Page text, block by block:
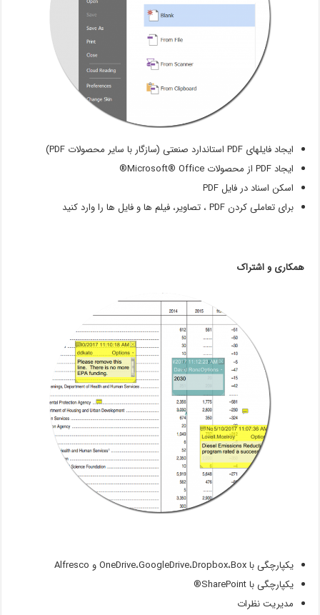
ایجاد فایلهای PDF استاندارد صنعتی (سازگار با سایر محصولات PDF)
ایجاد PDF از محصولات Microsoft® Office®
اسکن اسناد در فایل PDF
برای تعاملی کردن PDF ، تصاویر، فیلم ها و فایل ها را وارد کنید
همکاری و اشتراک
یکپارچگی با OneDrive،GoogleDrive،Dropbox،Box و Alfresco
یکپارچگی با SharePoint®
مدیریت نظرات